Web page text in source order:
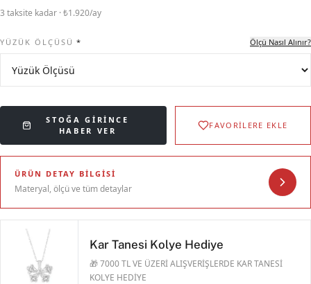
3 taksite kadar · ₺1.920/ay
YÜZÜK ÖLÇÜSÜ * Ölçü Nasıl Alınır?
STOĞA GIRINCE
HABER VER
FAVORİLERE EKLE
ÜRÜN DETAY BILGISI
Materyal, ölçü ve tüm detaylar
Kar Tanesi Kolye Hediye
🎁 7000 TL VE ÜZERİ ALIŞVERİŞLERDE KAR TANESİ
KOLYE HEDİYE